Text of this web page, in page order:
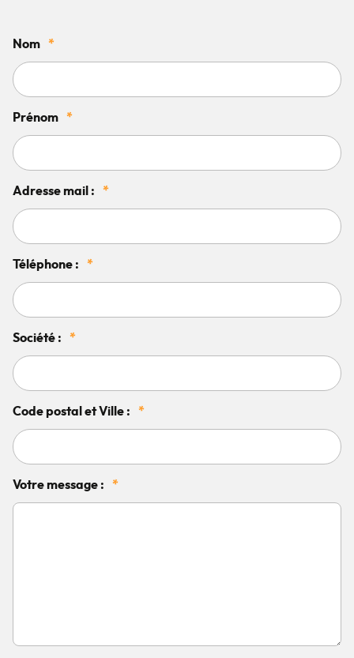
Nom *
Prénom *
Adresse mail : *
Téléphone : *
Société : *
Code postal et Ville : *
Votre message : *